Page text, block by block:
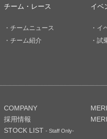
チーム・レース
・チームニュース
・チーム紹介
イベ
・イ
・試
COMPANY
採用情報
STOCK LIST- Staff Only-